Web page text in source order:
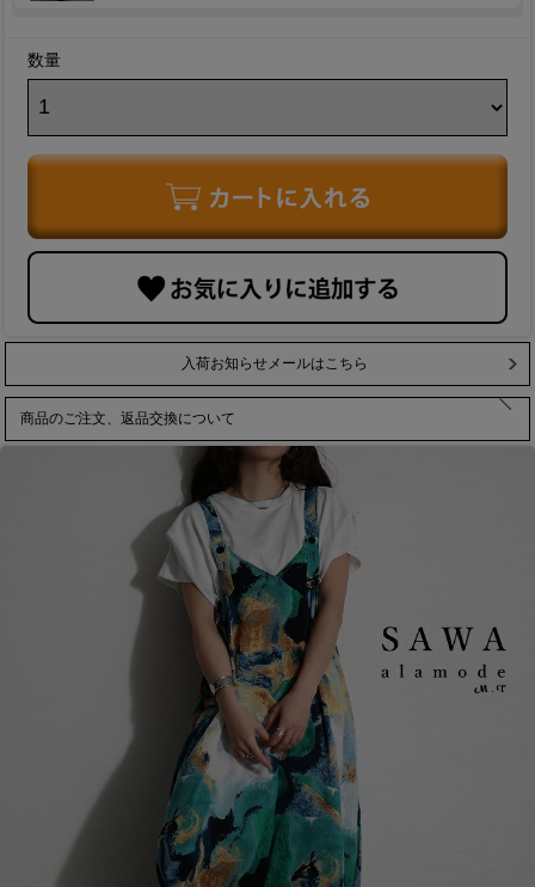
数量
入荷お知らせメールはこちら
商品のご注文、返品交換について